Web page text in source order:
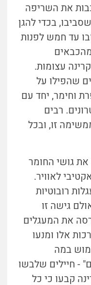
את השריפה
שסביבו, בכדי להגן
כובו עד חמש לפנות
עצומות.
שהפילו על
עופרת וחימר, יחד עם
רבים
זו, ובכל
גושי החומר
לאוויר.
רובוטיות
גישה זו
את המעגלים
אלו ומנעו
במה
- חיילים שלבשו
קבעו כי כל